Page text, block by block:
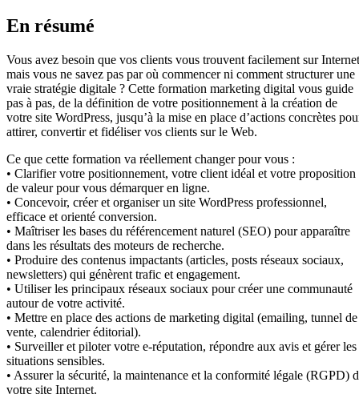
En résumé
Vous avez besoin que vos clients vous trouvent facilement sur
mais vous ne savez pas par où commencer ni comment structurer une
vraie stratégie digitale ? Cette formation marketing digital vous guide
pas à pas, de la définition de votre positionnement à la création de
votre site WordPress, jusqu’à la mise en place d’actions concrètes
attirer, convertir et fidéliser vos clients sur le Web.
Ce que cette formation va réellement changer pour vous :
• Clarifier votre positionnement, votre client idéal et votre proposition
de valeur pour vous démarquer en ligne.
• Concevoir, créer et organiser un site WordPress professionnel,
efficace et orienté conversion.
• Maîtriser les bases du référencement naturel (SEO) pour apparaître
dans les résultats des moteurs de recherche.
• Produire des contenus impactants (articles, posts réseaux sociaux,
newsletters) qui génèrent trafic et engagement.
• Utiliser les principaux réseaux sociaux pour créer une communauté
autour de votre activité.
• Mettre en place des actions de marketing digital (emailing, tunnel de
vente, calendrier éditorial).
• Surveiller et piloter votre e-réputation, répondre aux avis et gérer les
situations sensibles.
• Assurer la sécurité, la maintenance et la conformité légale (RGPD)
votre site Internet.